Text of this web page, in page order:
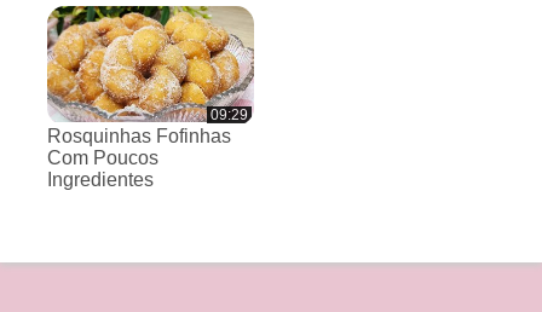
09:29
Rosquinhas Fofinhas
Com Poucos
Ingredientes